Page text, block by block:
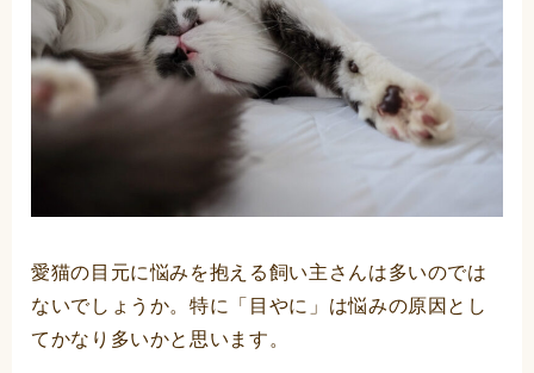
愛猫の目元に悩みを抱える飼い主さんは多いのでは
ないでしょうか。特に「目やに」は悩みの原因とし
てかなり多いかと思います。